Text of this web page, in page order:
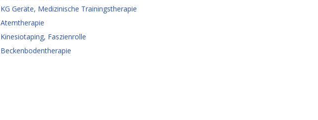
KG Geräte, Medizinische Trainingstherapie
Atemtherapie
Kinesiotaping, Faszienrolle
Beckenbodentherapie